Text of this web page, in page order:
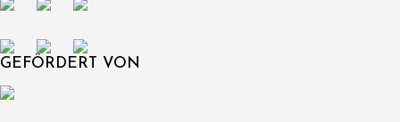
GEFÖRDERT VON